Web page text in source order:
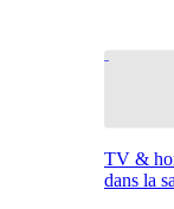
TV &
dans la